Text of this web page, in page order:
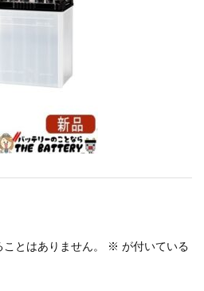
とはありません。 ※ が付いている